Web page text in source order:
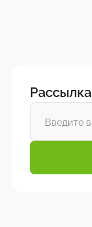
Рассылка